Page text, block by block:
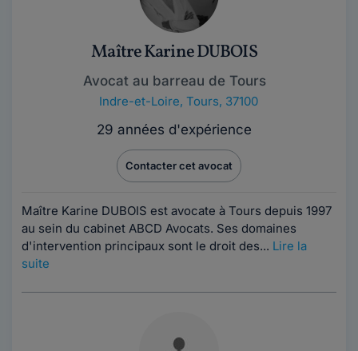
Maître Karine DUBOIS
Avocat au barreau de Tours
Indre-et-Loire, Tours, 37100
29 années d'expérience
Contacter cet avocat
Maître Karine DUBOIS est avocate à Tours depuis 1997
au sein du cabinet ABCD Avocats. Ses domaines
d'intervention principaux sont le droit des... Lire la
suite